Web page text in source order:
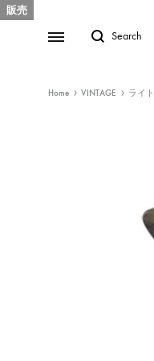
Home VINTAGE ライト
販売